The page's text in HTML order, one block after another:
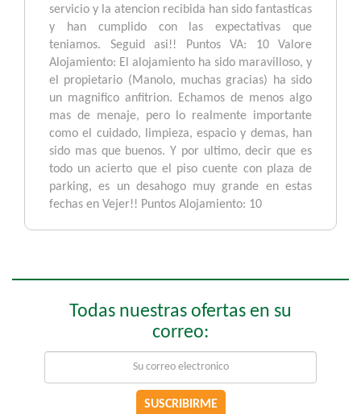
servicio y la atencion recibida han sido fantasticas
y han cumplido con las expectativas que
teniamos. Seguid asi!! Puntos VA: 10 Valore
Alojamiento: El alojamiento ha sido maravilloso, y
el propietario (Manolo, muchas gracias) ha sido
un magnifico anfitrion. Echamos de menos algo
mas de menaje, pero lo realmente importante
como el cuidado, limpieza, espacio y demas, han
sido mas que buenos. Y por ultimo, decir que es
todo un acierto que el piso cuente con plaza de
parking, es un desahogo muy grande en estas
fechas en Vejer!! Puntos Alojamiento: 10
Todas nuestras ofertas en su
correo:
SUSCRIBIRME